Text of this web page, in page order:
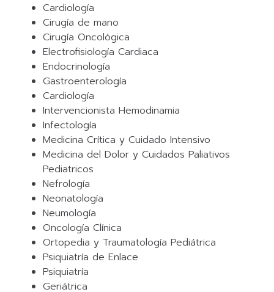
Cardiología
Cirugía de mano
Cirugía Oncológica
Electrofisiología Cardiaca
Endocrinología
Gastroenterología
Cardiología
Intervencionista Hemodinamia
Infectología
Medicina Crítica y Cuidado Intensivo
Medicina del Dolor y Cuidados Paliativos
Pediatricos
Nefrología
Neonatología
Neumología
Oncología Clínica
Ortopedia y Traumatología Pediátrica
Psiquiatría de Enlace
Psiquiatría
Geriátrica